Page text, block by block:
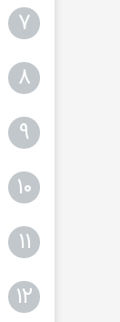
۷
۸
۹
۱۰
۱۱
۱۲